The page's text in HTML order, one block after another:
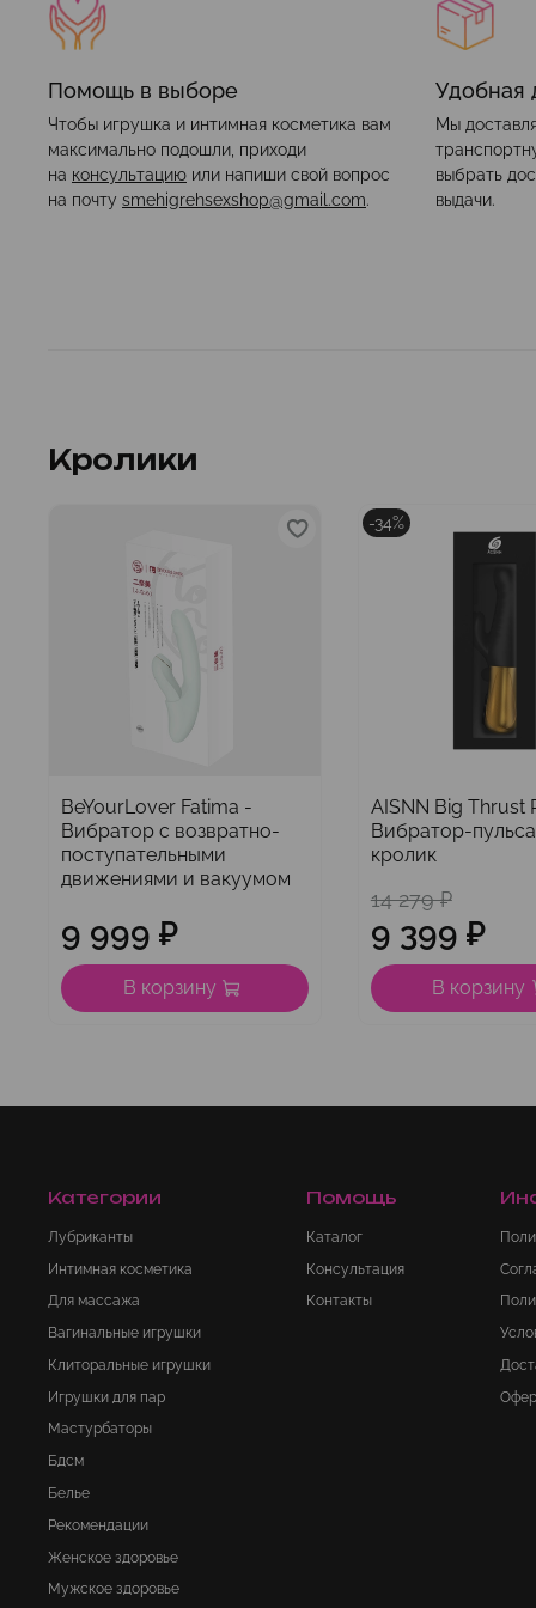
Помощь в выборе
Чтобы игрушка и интимная косметика вам
максимально подошли, приходи
на консультацию или напиши свой вопрос
на почту smehigrehsexshop@gmail.com.
Удобная
Мы
выбрать
выдачи.
Кролики
BeYourLover Fatima -
Вибратор с возвратно-
поступательными
движениями и вакуумом
9 999 ₽
В корзину
-34%
AISNN Big Thrust
Вибратор-
кролик
14 279 ₽
9 399 ₽
В корзину
Категории
Лубриканты
Интимная косметика
Для массажа
Вагинальные игрушки
Клиторальные игрушки
Игрушки для пар
Мастурбаторы
Бдсм
Белье
Рекомендации
Женское здоровье
Мужское здоровье
Помощь
Каталог
Консультация
Контакты